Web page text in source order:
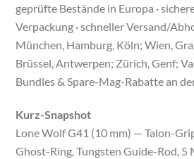
geprüfte Bestände in Europa ·
Verpackung · schneller Versand/
München, Hamburg, Köln; Wien,
Brüssel, Antwerpen; Zürich, Genf;
Bundles & Spare-Mag-Rabatte an
Kurz-Snapshot
Lone Wolf G41 (10 mm) — Talon-
Ghost-Ring, Tungsten Guide-Rod, 5